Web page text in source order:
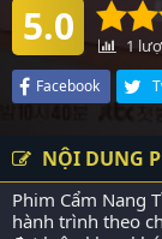
5.0 1
Facebook
NỘI DUNG
Phim Cẩm Nang
hành trình theo